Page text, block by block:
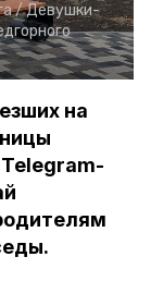
/Девушки-
на